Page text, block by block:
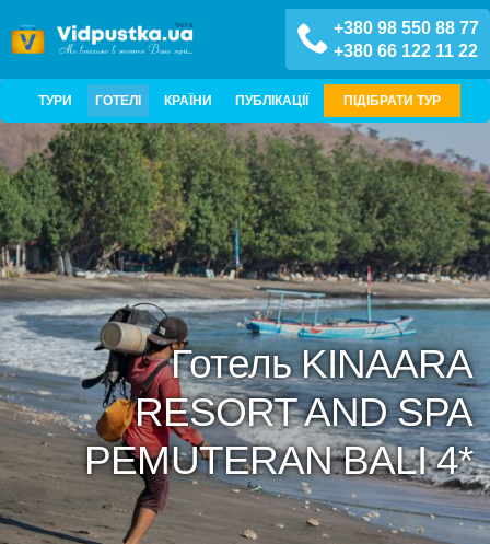
+380 98 550 88 77
+380 66 122 11 22
ТУРИ ГОТЕЛІ КРАЇНИ ПУБЛІКАЦІЇ ПІДІБРАТИ ТУР
Готель KINAARA
RESORT AND SPA
PEMUTERAN BALI 4*